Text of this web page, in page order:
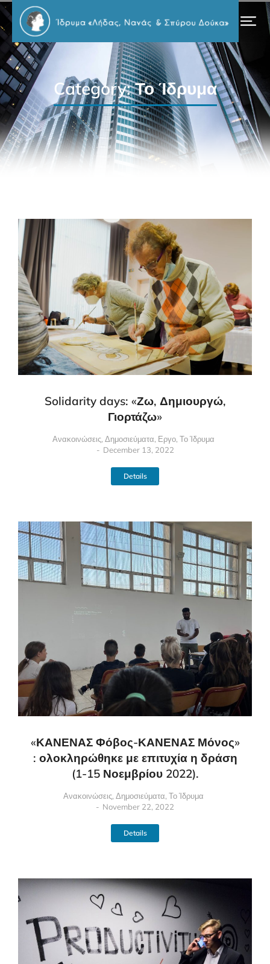
Category: Το Ίδρυμα
Solidarity days: «Ζω, Δημιουργώ,
Γιορτάζω»
Ανακοινώσεις, Δημοσιεύματα, Εργο, Το Ίδρυμα
December 13, 2022
Details
«ΚΑΝΕΝΑΣ Φόβος-ΚΑΝΕΝΑΣ Μόνος»
: ολοκληρώθηκε με επιτυχία η δράση
(1-15 Νοεμβρίου 2022).
Ανακοινώσεις, Δημοσιεύματα, Το Ίδρυμα
November 22, 2022
Details